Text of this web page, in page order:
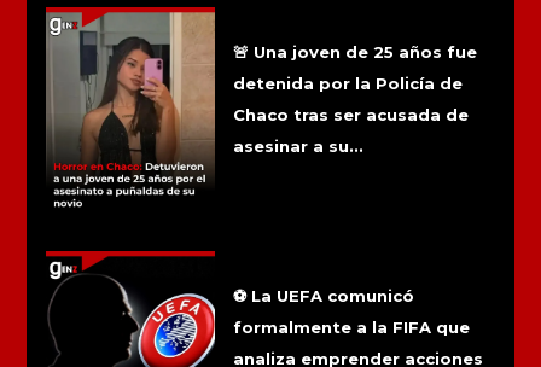
🚨 Una joven de 25 años fue
detenida por la Policía de
Chaco tras ser acusada de
asesinar a su...
⚽ La UEFA comunicó
formalmente a la FIFA que
analiza emprender acciones